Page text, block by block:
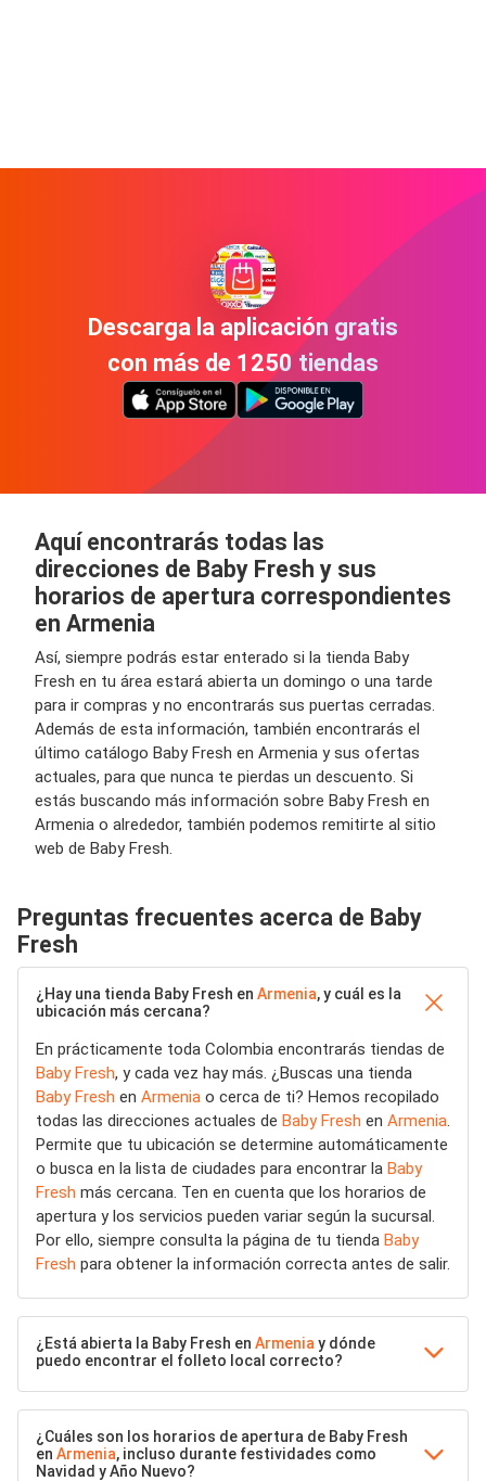
Descarga la aplicación gratis
con más de 1250 tiendas
Aquí encontrarás todas las
direcciones de Baby Fresh y sus
horarios de apertura correspondientes
en Armenia
Así, siempre podrás estar enterado si la tienda Baby
Fresh en tu área estará abierta un domingo o una tarde
para ir compras y no encontrarás sus puertas cerradas.
Además de esta información, también encontrarás el
último catálogo Baby Fresh en Armenia y sus ofertas
actuales, para que nunca te pierdas un descuento. Si
estás buscando más información sobre Baby Fresh en
Armenia o alrededor, también podemos remitirte al sitio
web de Baby Fresh.
Preguntas frecuentes acerca de Baby
Fresh
¿Hay una tienda Baby Fresh en Armenia, y cuál es la
ubicación más cercana?
En prácticamente toda Colombia encontrarás tiendas de
Baby Fresh, y cada vez hay más. ¿Buscas una tienda
Baby Fresh en Armenia o cerca de ti? Hemos recopilado
todas las direcciones actuales de Baby Fresh en Armenia.
Permite que tu ubicación se determine automáticamente
o busca en la lista de ciudades para encontrar la Baby
Fresh más cercana. Ten en cuenta que los horarios de
apertura y los servicios pueden variar según la sucursal.
Por ello, siempre consulta la página de tu tienda Baby
Fresh para obtener la información correcta antes de salir.
¿Está abierta la Baby Fresh en Armenia y dónde
puedo encontrar el folleto local correcto?
¿Cuáles son los horarios de apertura de Baby Fresh
en Armenia, incluso durante festividades como
Navidad y Año Nuevo?